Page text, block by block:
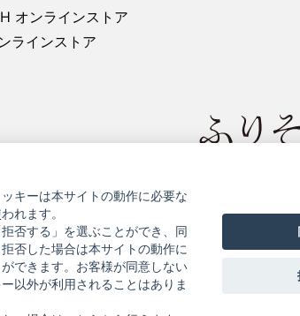
オンラインストア
ラインストア
きものやまと振
キーは本サイトの動作に必要な
れます。
否する」を選ぶことができ、同
否した場合は本サイトの動作に
できます。お客様が同意しない
以外が利用されることはありま